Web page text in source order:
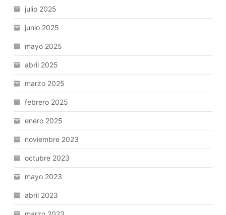
julio 2025
junio 2025
mayo 2025
abril 2025
marzo 2025
febrero 2025
enero 2025
noviembre 2023
octubre 2023
mayo 2023
abril 2023